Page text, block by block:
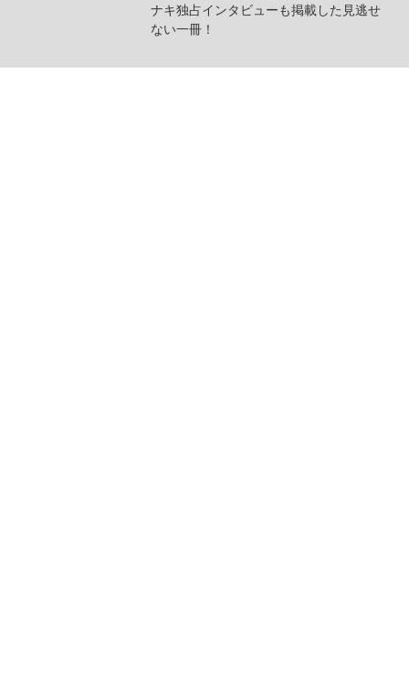
ナキ独占インタビューも掲載した見逃せ
ない一冊！